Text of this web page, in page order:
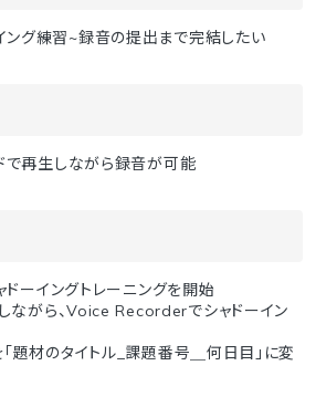
ング練習~録音の提出まで完結したい
で再生しながら録音が可能
ーイングトレーニングを開始
がら、Voice Recorderでシャドーイン
題材のタイトル_課題番号＿何日目」に変